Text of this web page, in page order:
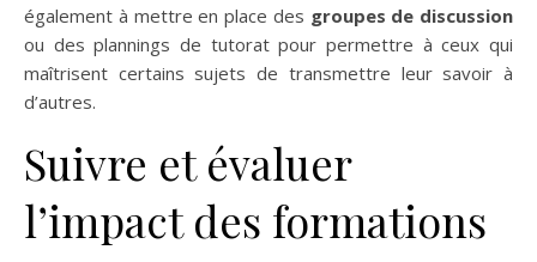
également à mettre en place des groupes de discussion
ou des plannings de tutorat pour permettre à ceux qui
maîtrisent certains sujets de transmettre leur savoir à
d’autres.
Suivre et évaluer
l’impact des formations